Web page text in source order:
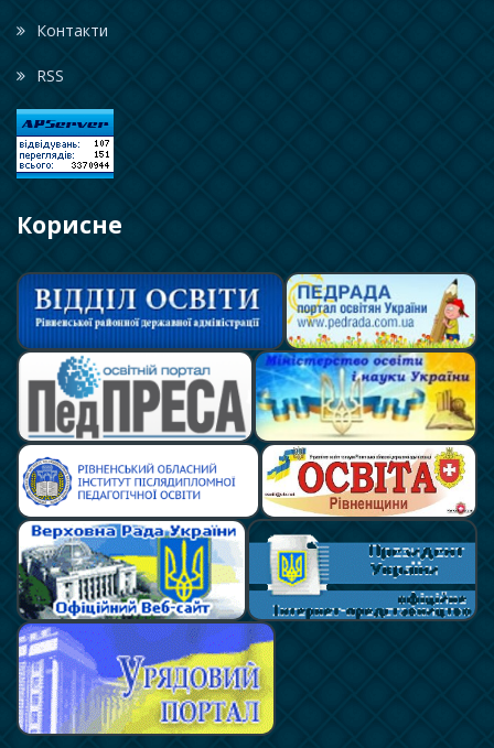
Контакти
RSS
Корисне